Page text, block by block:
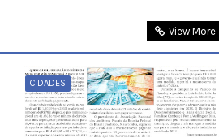
View More
CIDADES